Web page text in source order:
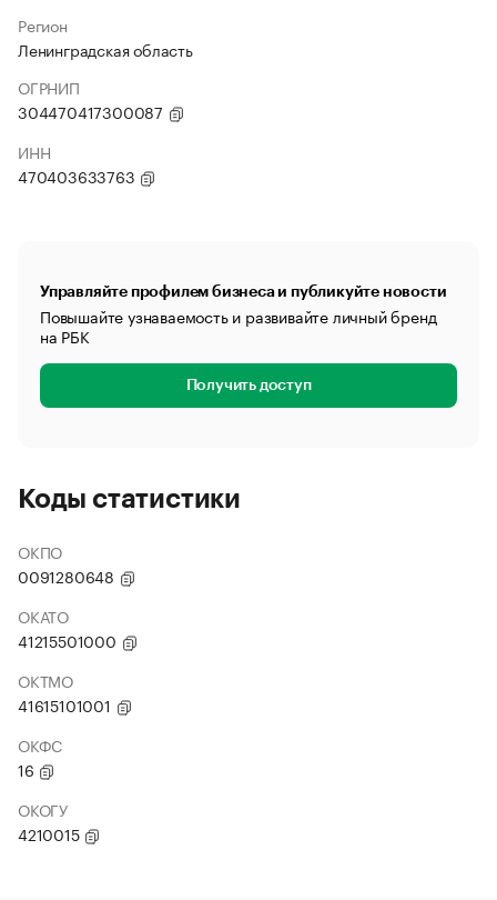
Регион
Ленинградская область
ОГРНИП
304470417300087
ИНН
470403633763
Управляйте профилем бизнеса и публикуйте новости
Повышайте узнаваемость и развивайте личный бренд
на РБК
Получить доступ
Коды статистики
ОКПО
0091280648
ОКАТО
41215501000
ОКТМО
41615101001
ОКФС
16
ОКОГУ
4210015